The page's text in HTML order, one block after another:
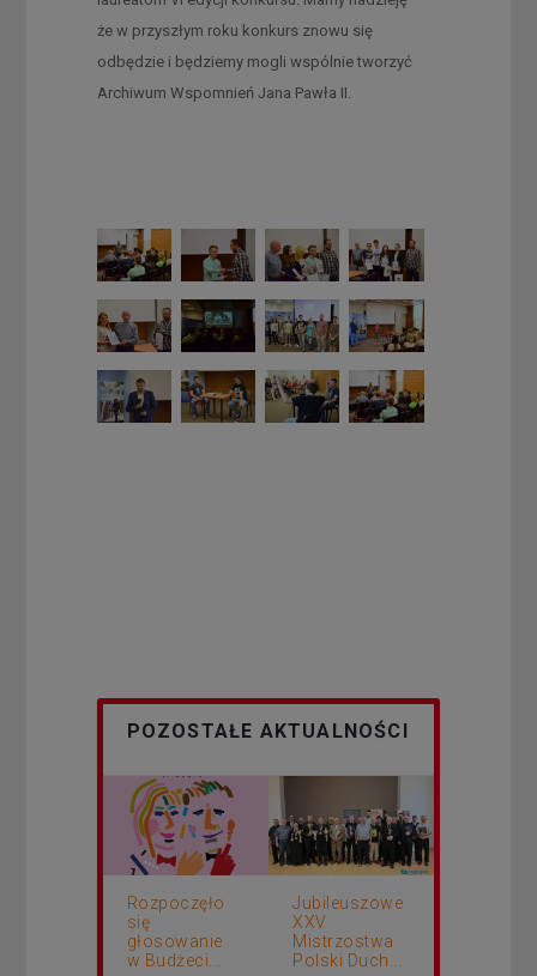
że w przyszłym roku konkurs znowu się
odbędzie i będziemy mogli wspólnie tworzyć
Archiwum Wspomnień Jana Pawła II.
POZOSTAŁE AKTUALNOŚCI
Rozpoczęło
się
głosowanie
w Budżeci...
Jubileuszowe
XXV
Mistrzostwa
Polski Duch...